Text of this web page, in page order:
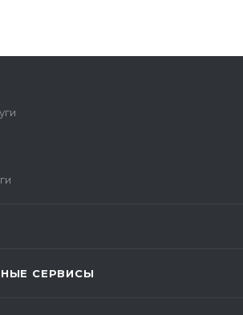
СЕРВИСЫ